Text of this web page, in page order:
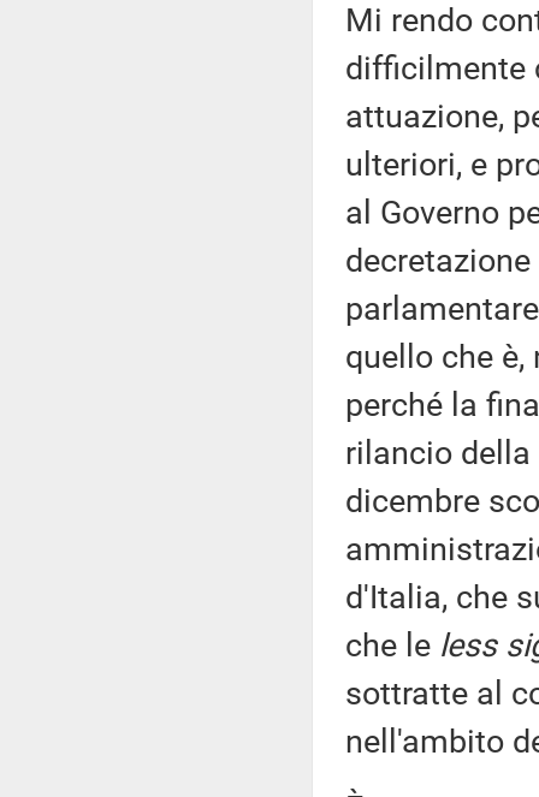
Mi rendo
difficilmente
attuazione,
ulteriori, e
al Governo
quello che
perché la
rilancio della
dicembre
d'Italia, che
che le less
sottratte al
nell'ambito